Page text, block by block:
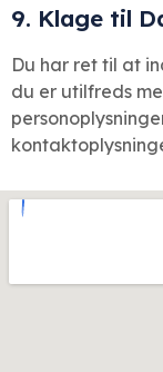
9. Klage til
Du har ret til at
du er utilfreds